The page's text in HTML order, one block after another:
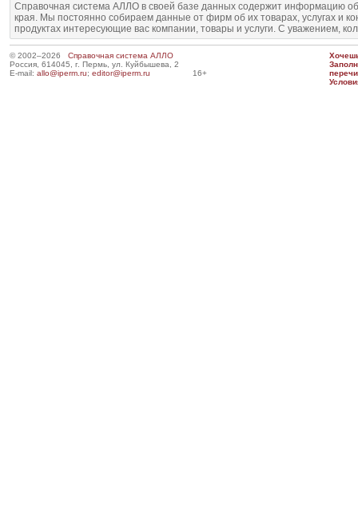
Справочная система АЛЛО в своей базе данных содержит информацию
края. Мы постоянно собираем данные от фирм об их товарах, услугах и
продуктах интересующие вас компании, товары и услуги. С уважением,
© 2002–2026 Справочная система АЛЛО
Россия, 614045, г. Пермь, ул. Куйбышева, 2
E-mail: allo@iperm.ru; editor@iperm.ru 16+